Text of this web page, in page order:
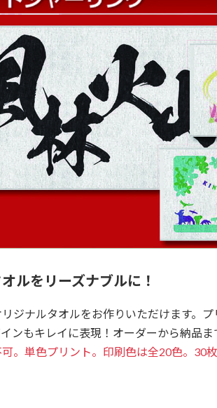
ルをリーズナブルに！
ジナルタオルをお作りいただけます。
ンもキレイに表現！オーダーから納品ま
。単色プリント。印刷色は全20色。30枚